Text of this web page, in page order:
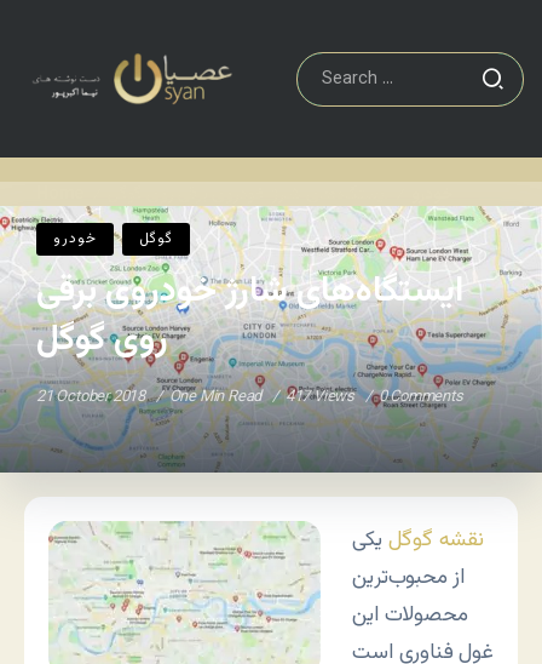
خودرو گوگل
ایستگاه‌های شارژ خودروی برقی
روی گوگل
21 October 2018 One Min Read 417 Views 0 Comments
نقشه گوگل یکی
از محبوب‌ترین
محصولات این
غول فناوری است